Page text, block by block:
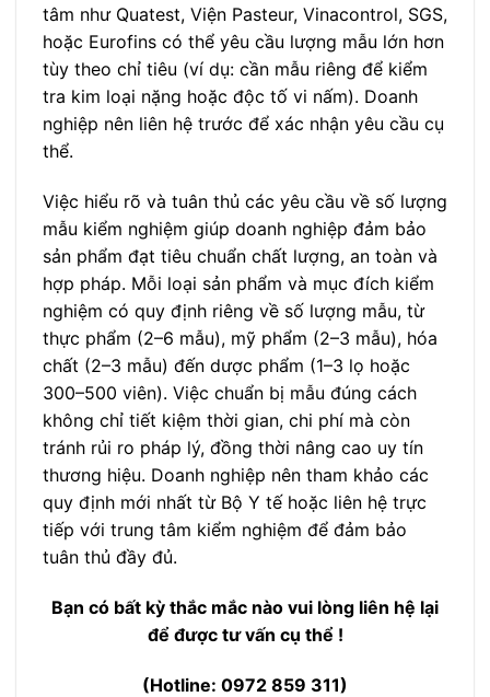
tâm như Quatest, Viện Pasteur, Vinacontrol, SGS,
hoặc Eurofins có thể yêu cầu lượng mẫu lớn hơn
tùy theo chỉ tiêu (ví dụ: cần mẫu riêng để kiểm
tra kim loại nặng hoặc độc tố vi nấm). Doanh
nghiệp nên liên hệ trước để xác nhận yêu cầu cụ
thể.
Việc hiểu rõ và tuân thủ các yêu cầu về số lượng
mẫu kiểm nghiệm giúp doanh nghiệp đảm bảo
sản phẩm đạt tiêu chuẩn chất lượng, an toàn và
hợp pháp. Mỗi loại sản phẩm và mục đích kiểm
nghiệm có quy định riêng về số lượng mẫu, từ
thực phẩm (2–6 mẫu), mỹ phẩm (2–3 mẫu), hóa
chất (2–3 mẫu) đến dược phẩm (1–3 lọ hoặc
300–500 viên). Việc chuẩn bị mẫu đúng cách
không chỉ tiết kiệm thời gian, chi phí mà còn
tránh rủi ro pháp lý, đồng thời nâng cao uy tín
thương hiệu. Doanh nghiệp nên tham khảo các
quy định mới nhất từ Bộ Y tế hoặc liên hệ trực
tiếp với trung tâm kiểm nghiệm để đảm bảo
tuân thủ đầy đủ.
Bạn có bất kỳ thắc mắc nào vui lòng liên hệ lại
để được tư vấn cụ thể !
(Hotline: 0972 859 311)